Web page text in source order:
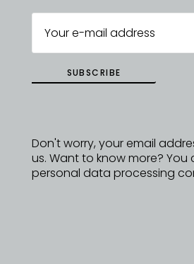
https://www.laiblcosmetics.cz
SUBSCRIBE
Don't worry, your email
us. Want to know more? You
personal data processing